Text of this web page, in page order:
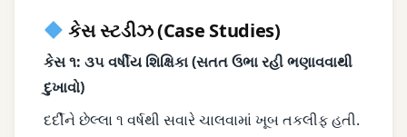
કેસ સ્ટડીઝ (Case Studies)
કેસ ૧: ૩૫ વર્ષીય શિક્ષિકા (સતત ઉભા રહી ભણાવવાથી
દુખાવો)
દર્દીને છેલ્લા ૧ વર્ષથી સવારે ચાલવામાં ખૂબ તકલીફ હતી.